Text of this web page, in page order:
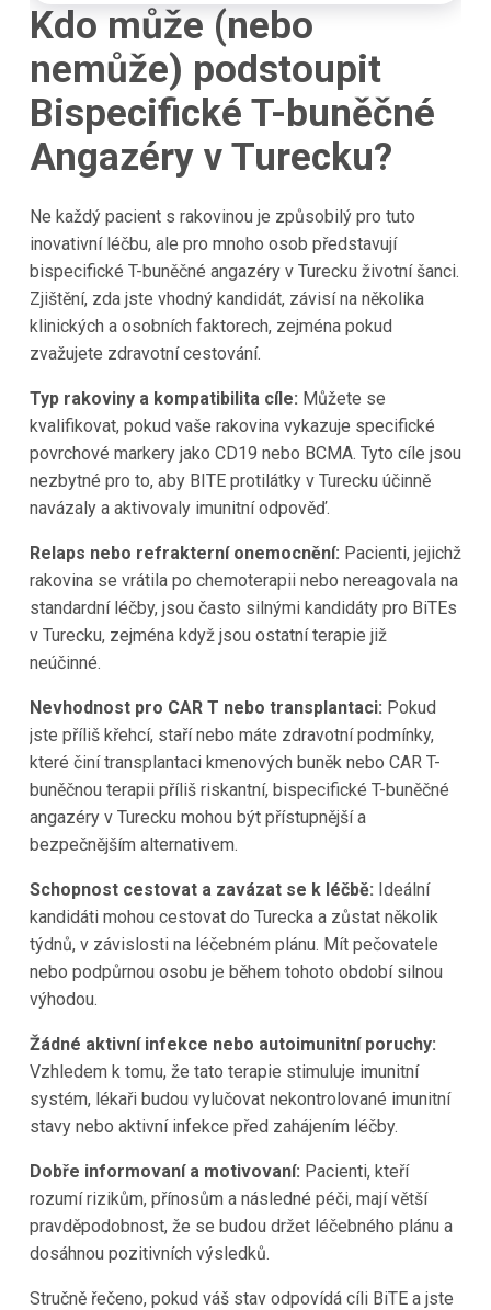
Kdo může (nebo
nemůže) podstoupit
Bispecifické T-buněčné
Angazéry v Turecku?
Ne každý pacient s rakovinou je způsobilý pro tuto
inovativní léčbu, ale pro mnoho osob představují
bispecifické T-buněčné angazéry v Turecku životní šanci.
Zjištění, zda jste vhodný kandidát, závisí na několika
klinických a osobních faktorech, zejména pokud
zvažujete zdravotní cestování.
Typ rakoviny a kompatibilita cíle: Můžete se
kvalifikovat, pokud vaše rakovina vykazuje specifické
povrchové markery jako CD19 nebo BCMA. Tyto cíle jsou
nezbytné pro to, aby BITE protilátky v Turecku účinně
navázaly a aktivovaly imunitní odpověď.
Relaps nebo refrakterní onemocnění: Pacienti, jejichž
rakovina se vrátila po chemoterapii nebo nereagovala na
standardní léčby, jsou často silnými kandidáty pro BiTEs
v Turecku, zejména když jsou ostatní terapie již
neúčinné.
Nevhodnost pro CAR T nebo transplantaci: Pokud
jste příliš křehcí, staří nebo máte zdravotní podmínky,
které činí transplantaci kmenových buněk nebo CAR T-
buněčnou terapii příliš riskantní, bispecifické T-buněčné
angazéry v Turecku mohou být přístupnější a
bezpečnějším alternativem.
Schopnost cestovat a zavázat se k léčbě: Ideální
kandidáti mohou cestovat do Turecka a zůstat několik
týdnů, v závislosti na léčebném plánu. Mít pečovatele
nebo podpůrnou osobu je během tohoto období silnou
výhodou.
Žádné aktivní infekce nebo autoimunitní poruchy:
Vzhledem k tomu, že tato terapie stimuluje imunitní
systém, lékaři budou vylučovat nekontrolované imunitní
stavy nebo aktivní infekce před zahájením léčby.
Dobře informovaní a motivovaní: Pacienti, kteří
rozumí rizikům, přínosům a následné péči, mají větší
pravděpodobnost, že se budou držet léčebného plánu a
dosáhnou pozitivních výsledků.
Stručně řečeno, pokud váš stav odpovídá cíli BiTE a jste